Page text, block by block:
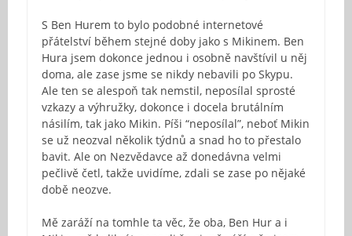
S Ben Hurem to bylo podobné internetové
přátelství během stejné doby jako s Mikinem. Ben
Hura jsem dokonce jednou i osobně navštívil u něj
doma, ale zase jsme se nikdy nebavili po Skypu.
Ale ten se alespoň tak nemstil, neposílal sprosté
vzkazy a výhružky, dokonce i docela brutálním
násilím, tak jako Mikin. Píši “neposílal”, neboť Mikin
se už neozval několik týdnů a snad ho to přestalo
bavit. Ale on Nezvědavce až donedávna velmi
pečlivě četl, takže uvidíme, zdali se zase po nějaké
době neozve.
Mě zaráží na tomhle ta věc, že oba, Ben Hur a i